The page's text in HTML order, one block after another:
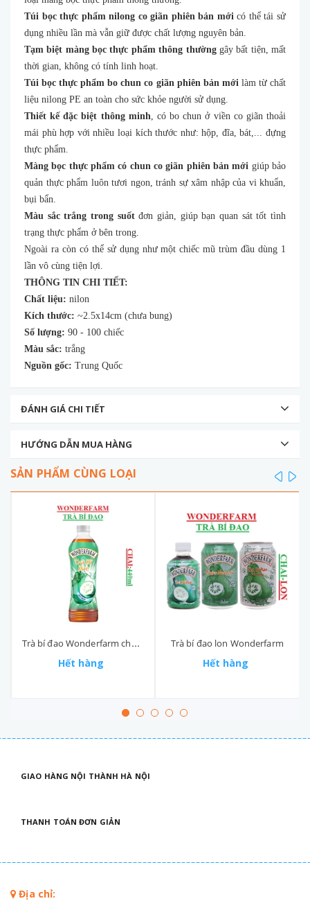
Túi bọc thực phẩm nilong co giãn phiên bản mớicó thể tái sử
dụng nhiều lần mà vẫn giữ được chất lượng nguyên bản.
Tạm biệt màng bọc thực phẩm thông thườnggây bất tiện, mất
thời gian, không có tính linh hoạt.
Túi bọc thực phẩm bo chun co giãn phiên bản mớilàm từ chất
liệu nilong PE an toàn cho sức khỏe người sử dụng.
Thiết kế đặc biệt thông minh, có bo chun ở viền co giãn thoải
mái phù hợp với nhiều loại kích thước như: hộp, đĩa, bát,... đựng
thực phẩm.
Màng bọc thực phẩm có chun co giãn phiên bản mới giúp bảo
quản thực phẩm luôn tươi ngon, tránh sự xâm nhập của vi khuẩn,
bụi bẩn.
Màu sắc trắng trong suốtđơn giản, giúp bạn quan sát tốt tình
trạng thực phẩm ở bên trong.
Ngoài ra còn có thể sử dụng như một chiếc mũ trùm đầu dùng 1
lần vô cùng tiện lợi.
THÔNG TIN CHI TIẾT:
Chất liệu: nilon
Kích thước: ~2.5x14cm (chưa bung)
Số lượng: 90 - 100 chiếc
Màu sắc: trắng
Nguồn gốc: Trung Quốc
ĐÁNH GIÁ CHI TIẾT
HƯỚNG DẪN MUA HÀNG
SẢN PHẨM CÙNG LOẠI
Trà bí đao Wonderfarm chai (390-:-450)ml
Hết hàng
Trà bí đao lon Wonderfarm
Hết hàng
prev
GIAO HÀNG NỘI THÀNH HÀ NỘI
THANH TOÁN ĐƠN GIẢN
Địa chỉ: